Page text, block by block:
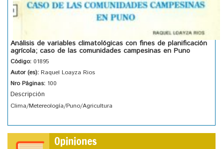
Análisis de variables climatológicas con fines de planificación
agrícola; caso de las comunidades campesinas en Puno
Código: 01895
Autor (es): Raquel Loayza Rios
Nro Páginas: 100
Descripción
Clima/Metereología/Puno/Agricultura
Opiniones